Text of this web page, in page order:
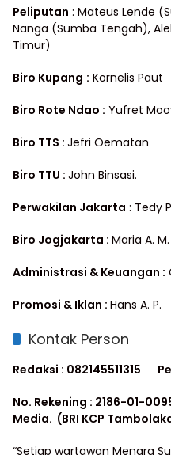
Peliputan : Mateus Lende
Nanga (Sumba Tengah),
Timur)
Biro Kupang : Kornelis Paut
Biro Rote Ndao : Yufret
Biro TTS : Jefri Oematan
Biro TTU : John Binsasi.
Perwakilan Jakarta : Tedy
Biro Jogjakarta : Maria A.
Administrasi & Keuangan :
Promosi & Iklan : Hans A. P.
Kontak Person
Redaksi : 082145511315
No. Rekening : 2186-01-
Media. (BRI KCP
“Setiap wartawan Menara